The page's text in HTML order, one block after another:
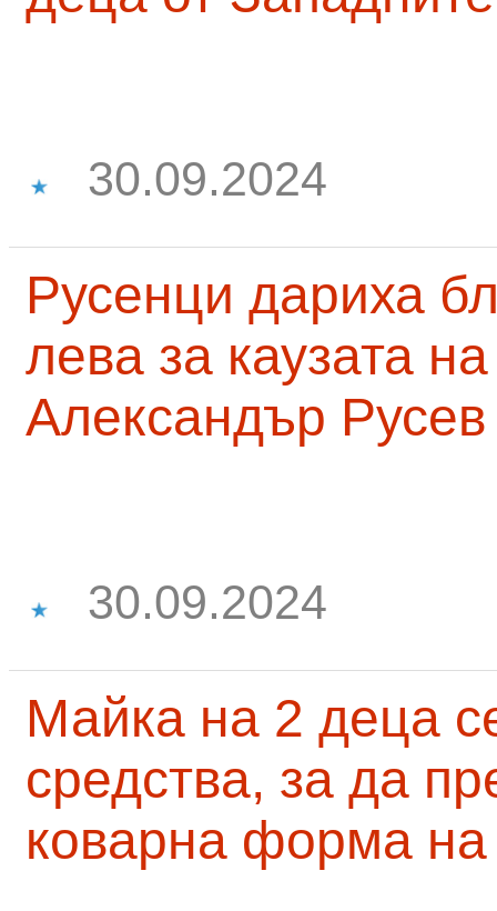
30.09.2024
Русенци дариха
лева за каузата
Александър Русев
30.09.2024
Майка на 2 деца
средства, за да
коварна форма на